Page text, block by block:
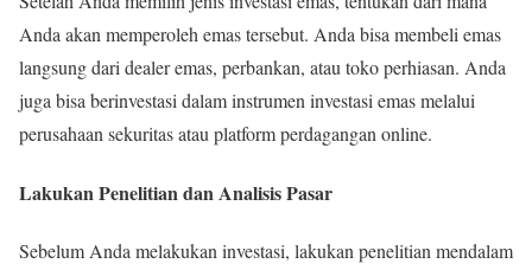
Anda akan memperoleh emas tersebut. Anda bisa membeli emas
langsung dari dealer emas, perbankan, atau toko perhiasan. Anda
juga bisa berinvestasi dalam instrumen investasi emas melalui
perusahaan sekuritas atau platform perdagangan online.
Lakukan Penelitian dan Analisis Pasar
Sebelum Anda melakukan investasi, lakukan penelitian mendalam